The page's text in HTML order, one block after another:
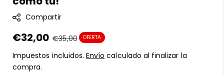
Compartir
Precio
en
oferta
€32,00 Precio
regular
€35,00 OFERTA
Impuestos incluidos.Envío calculado al finalizar la
compra.